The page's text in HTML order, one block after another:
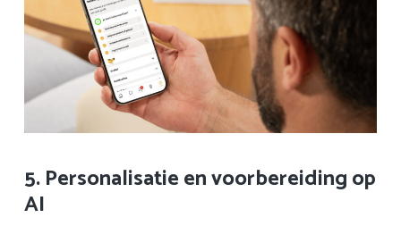
5. Personalisatie en voorbereiding op
AI